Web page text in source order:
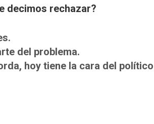
decimos rechazar?
del problema.
hoy tiene la cara del